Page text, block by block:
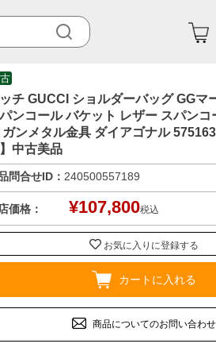
チ GUCCI ショルダーバッグ GGマ
ンコール バケット レザー スパンコ
ガンメタル金具 ダイアゴナル
中古美品
問合せID： 240500557189
価格： ¥107,800税込
お気に入りに登録する
カートに入れる
商品についてのお問い合わせ